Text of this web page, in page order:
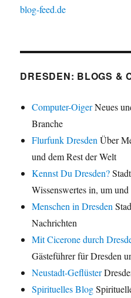
blog-feed.de
DRESDEN: BLOGS &
Computer-OigerNeues
Branche
Flurfunk Dresden Über
und dem Rest der Welt
Kennst Du Dresden?
Wissenswertes in, um
Menschen in Dresden
Nachrichten
Mit Cicerone durch
Gästeführer für Dresden
Neustadt-Geflüster
Spirituelles Blog